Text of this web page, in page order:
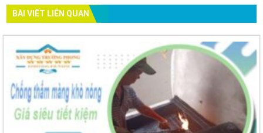
BÀI VIẾT LIÊN QUAN